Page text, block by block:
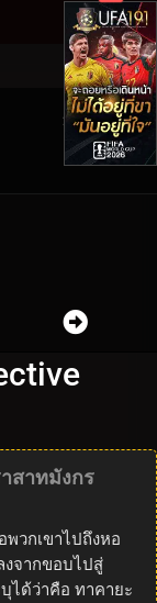
254 Views
สาทมังกร
พวกเขาไปถึงหอ
งจากขอบไปสู่
ได้ว่าคือ ทาคายะ